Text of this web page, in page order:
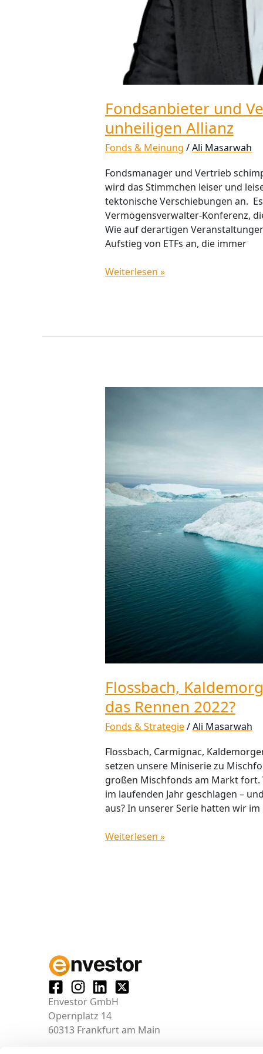
Fondsanbieter und
unheiligen Allianz
Fonds & Meinung /Ali Masarwah
Fondsmanager und Vertrieb
wird das Stimmchen leiser und
tektonische Verschiebungen an.
Vermögensverwalter-Konferenz,
Wie auf derartigen
Aufstieg von ETFs an, die immer
Weiterlesen »
Flossbach,
das Rennen 2022?
Fonds & Strategie/Ali Masarwah
Flossbach, Carmignac,
setzen unsere Miniserie zu
großen Mischfonds am Markt fort.
im laufenden Jahr geschlagen –
aus? In unserer Serie hatten wir im
Rennen
2022?
Weiterlesen »
Envestor GmbH
Opernplatz 14
60313 Frankfurt am Main